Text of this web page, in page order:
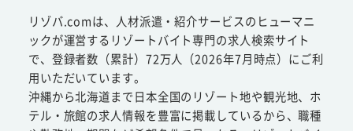
リゾバ.comは、人材派遣・紹介サービスのヒューマニ
ックが運営するリゾートバイト専門の求人検索サイト
で、登録者数（累計）72万人（2026年7月時点）にご利
用いただいています。
沖縄から北海道まで日本全国のリゾート地や観光地、ホ
テル・旅館の求人情報を豊富に掲載しているから、職種